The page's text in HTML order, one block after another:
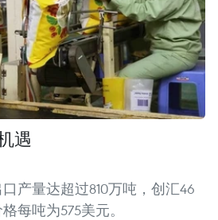
遇
产量达超过810万吨，创汇46
每吨为575美元。